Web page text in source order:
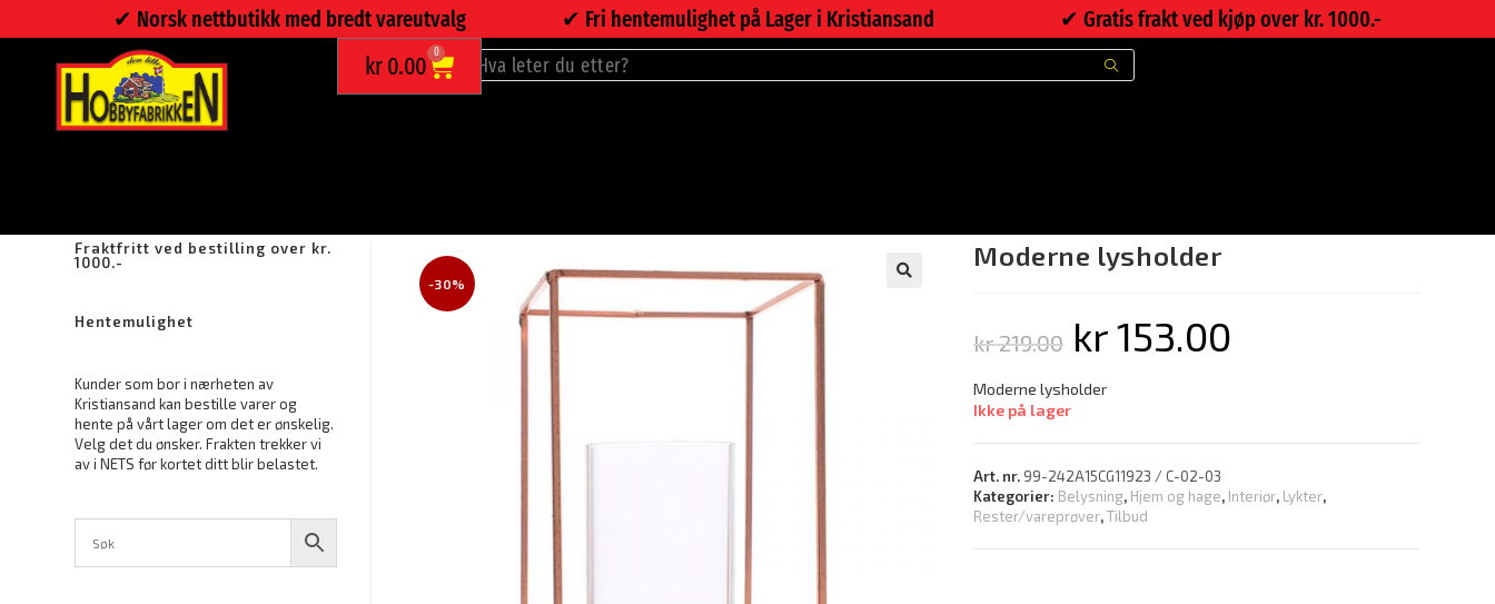
✔︎ Norsk nettbutikk med bredt vareutvalg ✔︎ Fri hentemulighet på Lager i Kristiansand ✔︎ Gratis frakt ved kjøp over kr. 1000.-
kr0.00 0
-30%
Moderne lysholder
kr219.00 kr153.00
Moderne lysholder
Ikke på lager
Art. nr. 99-242A15CG11923 / C-02-03
Kategorier: Belysning, Hjem og hage, Interiør, Lykter,
Rester/vareprøver,Tilbud
Fraktfritt ved bestilling over kr.
1000.-
Hentemulighet
Kunder som bor i nærheten av
Kristiansand kan bestille varer og
hente på vårt lager om det er ønskelig.
Velg det du ønsker. Frakten trekker vi
av i NETS før kortet ditt blir belastet.